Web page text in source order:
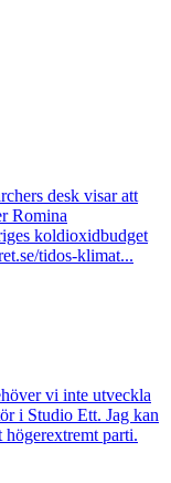
desk visar att
Romina
koldioxidbudget
tidos-klimat...
vi inte utveckla
i Studio Ett. Jag kan
parti.